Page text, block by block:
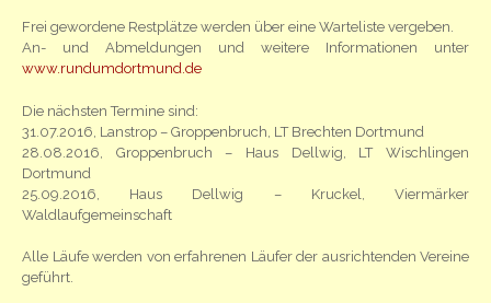
Frei gewordene Restplätze werden über eine Warteliste vergeben.
An- und Abmeldungen und weitere Informationen unter
www.rundumdortmund.de
Die nächsten Termine sind:
31.07.2016, Lanstrop – Groppenbruch, LT Brechten Dortmund
28.08.2016, Groppenbruch – Haus Dellwig, LT Wischlingen
Dortmund
25.09.2016, Haus Dellwig – Kruckel, Viermärker
Waldlaufgemeinschaft
Alle Läufe werden von erfahrenen Läufer der ausrichtenden Vereine
geführt.